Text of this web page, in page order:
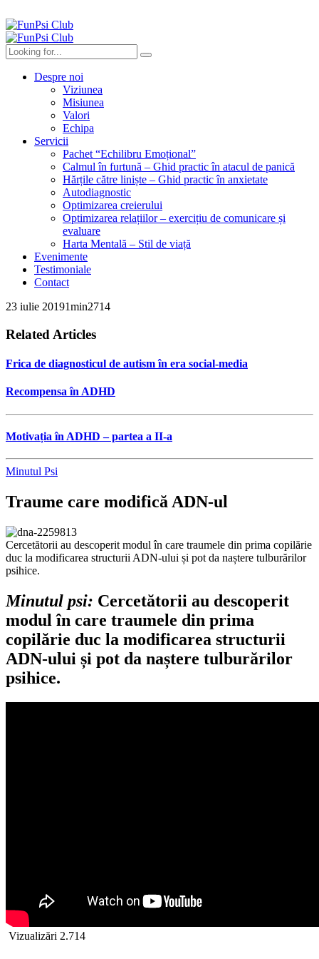
Despre noi
Viziunea
Misiunea
Valori
Echipa
Servicii
Pachet “Echilibru Emoțional”
Calmul în furtună – Ghid practic în atacul de panică
Hărțile către liniște – Ghid practic în anxietate
Autodiagnostic
Optimizarea creierului
Optimizarea relațiilor – exercițiu de comunicare și
evaluare
Harta Mentală – Stil de viață
Evenimente
Testimoniale
Contact
23 iulie 20191min2714
Related Articles
Frica de diagnosticul de autism în era social-media
Recompensa în ADHD
Motivația în ADHD – partea a II-a
Minutul Psi
Traume care modifică ADN-ul
Cercetătorii au descoperit modul în care traumele din prima copilărie
duc la modificarea structurii ADN-ului și pot da naștere tulburărilor
psihice.
Minutul psi: Cercetătorii au descoperit
modul în care traumele din prima
copilărie duc la modificarea structurii
ADN-ului și pot da naștere tulburărilor
psihice.
Vizualizări 2.714